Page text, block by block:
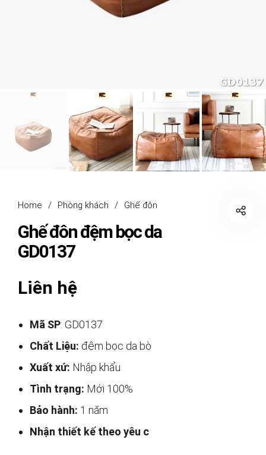
Home / Phòng khách / Ghế đôn
Ghế đôn đệm bọc da
GD0137
Liên hệ
Mã SP: GD0137
Chất Liệu: đệm bọc da bò
Xuất xứ: Nhập khẩu
Tình trạng: Mới 100%
Bảo hành: 1 năm
Nhận thiết kế theo yêu c